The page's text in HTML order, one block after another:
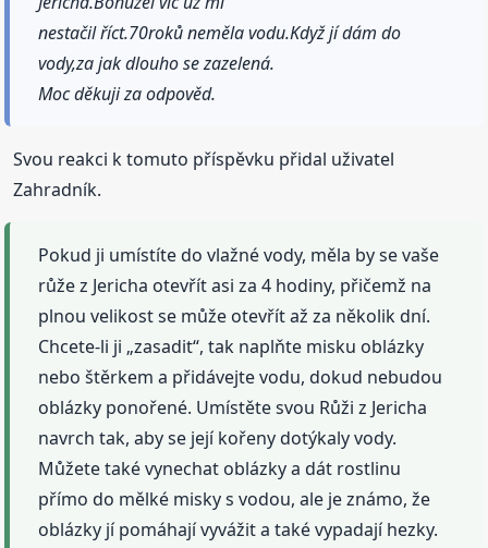
nestačil říct.70roků neměla vodu.Když jí dám do
vody,za jak dlouho se zazelená.
Moc děkuji za odpověd.
Svou reakci k tomuto příspěvku přidal uživatel
Zahradník.
Pokud ji umístíte do vlažné vody, měla by se vaše
růže z Jericha otevřít asi za 4 hodiny, přičemž na
plnou velikost se může otevřít až za několik dní.
Chcete-li ji „zasadit“, tak naplňte misku oblázky
nebo štěrkem a přidávejte vodu, dokud nebudou
oblázky ponořené. Umístěte svou Růži z Jericha
navrch tak, aby se její kořeny dotýkaly vody.
Můžete také vynechat oblázky a dát rostlinu
přímo do mělké misky s vodou, ale je známo, že
oblázky jí pomáhají vyvážit a také vypadají hezky.